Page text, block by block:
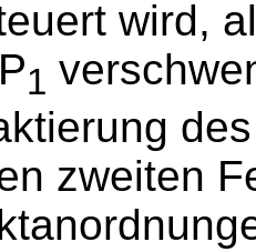
wird,
1
zweiten